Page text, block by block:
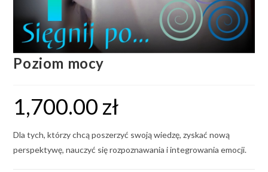
Poziom mocy
1,700.00 zł
Dla tych, którzy chcą poszerzyć swoją wiedzę, zyskać nową
perspektywę, nauczyć się rozpoznawania i integrowania emocji.